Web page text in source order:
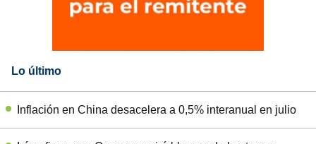
Lo último
Inflación en China desacelera a 0,5% interanual en julio